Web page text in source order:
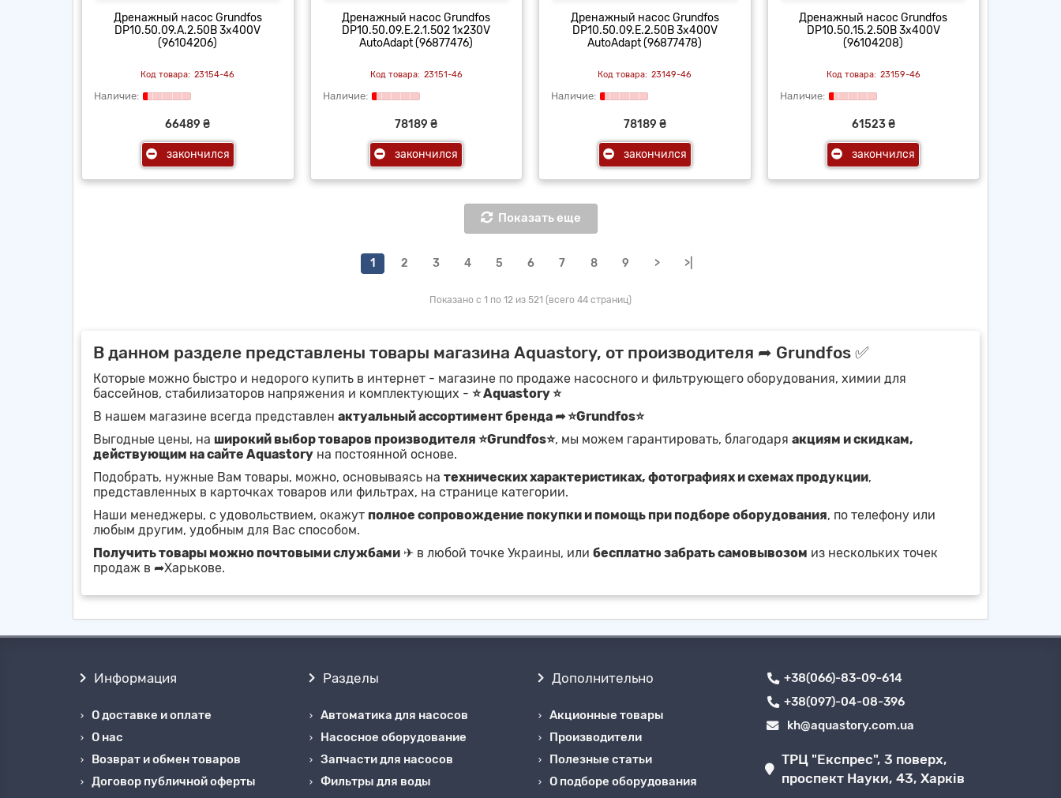
Дренажный насос Grundfos
DP10.50.09.A.2.50B 3x400V
(96104206)
23154-46
66489 ₴
закончился
Дренажный насос Grundfos
DP10.50.09.E.2.1.502 1x230V
AutoAdapt (96877476)
23151-46
78189 ₴
закончился
Дренажный насос Grundfos
DP10.50.09.E.2.50B 3x400V
AutoAdapt (96877478)
23149-46
78189 ₴
закончился
Дренажный насос Grundfos
DP10.50.15.2.50B 3x400V
(96104208)
23159-46
61523 ₴
закончился
Показать еще
1 2 3 4 5 6 7 8 9 > >|
Показано с 1 по 12 из 521 (всего 44 страниц)
В данном разделе представлены товары магазина Aquastory, от производителя ➦ Grundfos ✅
Которые можно быстро и недорого купить в интернет - магазине по продаже насосного и фильтрующего оборудования, химии для
бассейнов, стабилизаторов напряжения и комплектующих - ⭐ Aquastory ⭐
В нашем магазине всегда представлен актуальный ассортимент бренда ➦ ⭐Grundfos⭐
Выгодные цены, на широкий выбор товаров производителя ⭐Grundfos⭐, мы можем гарантировать, благодаря акциям и скидкам,
действующим на сайте Aquastory на постоянной основе.
Подобрать, нужные Вам товары, можно, основываясь на технических характеристиках, фотографиях и схемах продукции,
представленных в карточках товаров или фильтрах, на странице категории.
Наши менеджеры, с удовольствием, окажут полное сопровождение покупки и помощь при подборе оборудования, по телефону или
любым другим, удобным для Вас способом.
Получить товары можно почтовыми службами ✈ в любой точке Украины, или бесплатно забрать самовывозом из нескольких точек
продаж в ➦Харькове.
Информация
О доставке и оплате
О нас
Возврат и обмен товаров
Договор публичной оферты
Разделы
Автоматика для насосов
Насосное оборудование
Запчасти для насосов
Фильтры для воды
Дополнительно
Акционные товары
Производители
Полезные статьи
О подборе оборудования
+38(066)-83-09-614
+38(097)-04-08-396
kh@aquastory.com.ua
ТРЦ "Експрес", 3 поверх,
проспект Науки, 43, Харків